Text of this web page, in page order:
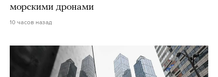
морскими дронами
10 часов назад